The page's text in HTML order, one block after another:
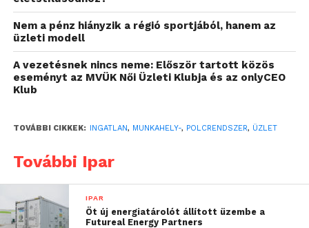
igazán kemény feladat. Szeretnénk kitűnni a piacon
abban is, hogy nem csak jelen vagyunk, hanem az
UGP egyfajta minőségi színvonalat és a problémák
optimális megoldását jelentse.
„Konstans jó minőségű termékkel legyünk a piacon,
garancia arra, hogy a termék is kiváló.” – Fehér Zsolt,
Nem a pénz hiányzik a régió sportjából, hanem az
üzleti modell
A vezetésnek nincs neme: Először tartott közös
eseményt az MVÜK Női Üzleti Klubja és az onlyCEO
Klub
TOVÁBBI CIKKEK: INGATLAN, MUNKAHELY-, POLCRENDSZER, ÜZLET
További Ipar
IPAR
Öt új energiatárolót állított üzembe a
Futureal Energy Partners